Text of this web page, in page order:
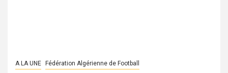
A LA UNE Fédération Algérienne de Football